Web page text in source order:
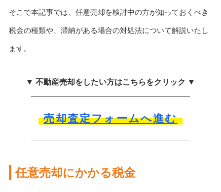
そこで本記事では、任意売却を検討中の方が知っておくべき
税金の種類や、滞納がある場合の対処法について解説いたし
ます。
▼ 不動産売却をしたい方はこちらをクリック ▼
売却査定フォームへ進む
任意売却にかかる税金